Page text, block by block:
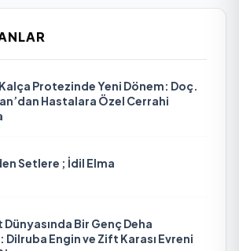
Protezinde Yeni Dönem: Doç.
Hastalara Özel Cerrahi
Setlere ; İdil Elma
Bir Genç Deha
Engin ve Zift Karası Evreni